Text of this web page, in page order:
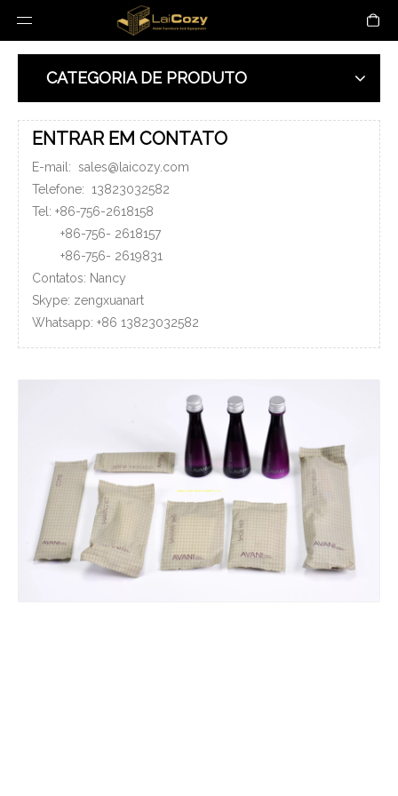
CATEGORIA DE PRODUTO
ENTRAR EM CONTATO
E-mail: sales@laicozy.com
Telefone: 13823032582
Tel: +86-756-2618158
+86-756- 2618157
+86-756- 2619831
Contatos: Nancy
Skype: zengxuanart
Whatsapp: +86 13823032582